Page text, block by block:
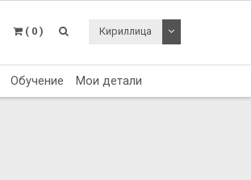
( 0 ) Кириллица Toggle
Обучение Мои детали